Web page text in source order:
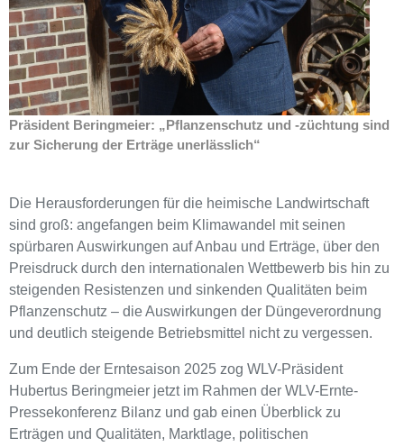
Präsident Beringmeier: „Pflanzenschutz und -züchtung sind
zur Sicherung der Erträge unerlässlich“
Die Herausforderungen für die heimische Landwirtschaft
sind groß: angefangen beim Klimawandel mit seinen
spürbaren Auswirkungen auf Anbau und Erträge, über den
Preisdruck durch den internationalen Wettbewerb bis hin zu
steigenden Resistenzen und sinkenden Qualitäten beim
Pflanzenschutz – die Auswirkungen der Düngeverordnung
und deutlich steigende Betriebsmittel nicht zu vergessen.
Zum Ende der Erntesaison 2025 zog WLV-Präsident
Hubertus Beringmeier jetzt im Rahmen der WLV-Ernte-
Pressekonferenz Bilanz und gab einen Überblick zu
Erträgen und Qualitäten, Marktlage, politischen